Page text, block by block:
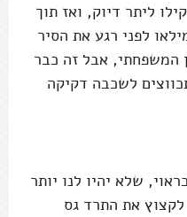
ליתר דיוק, ואז תוך
לפני רגע את הסיר
המשפחתי, אבל זה כבר
לחורף 2016), מתכווצים לשכבה דקיקה
שלא יהיו לנו יותר
לקצוץ את התרד גס